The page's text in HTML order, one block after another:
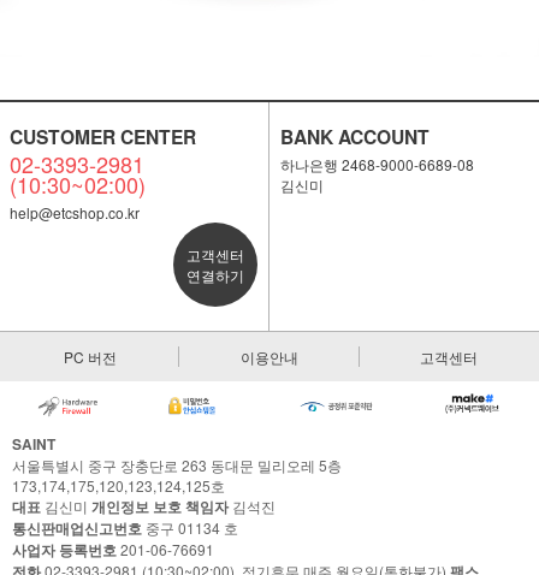
CUSTOMER CENTER
02-3393-2981
(10:30~02:00)
help@etcshop.co.kr
고객센터
연결하기
BANK ACCOUNT
하나은행 2468-9000-6689-08
김신미
PC 버전 이용안내 고객센터
SAINT
서울특별시 중구 장충단로 263 동대문 밀리오레 5층
173,174,175,120,123,124,125호
대표 김신미 개인정보 보호 책임자김석진
통신판매업신고번호 중구 01134 호
사업자 등록번호201-06-76691
02-3393-2981 (10:30~02:00), 정기휴무 매주 월요일(통화불가)